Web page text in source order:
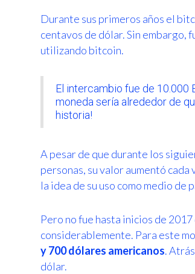
Durante sus primeros años el
centavos de dólar. Sin embargo,
utilizando bitcoin.
El intercambio fue de 10.000
moneda sería alrededor de
historia!
A pesar de que durante los
personas, su valor aumentó
la idea de su uso como medio
Pero no fue hasta inicios de
considerablemente. Para este
y 700 dólares americanos.
dólar.